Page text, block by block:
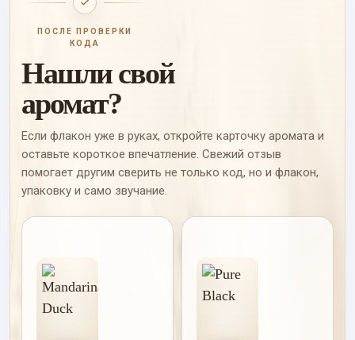
ПОСЛЕ ПРОВЕРКИ
КОДА
Нашли свой
аромат?
Если флакон уже в руках, откройте карточку аромата и
оставьте короткое впечатление. Свежий отзыв
помогает другим сверить не только код, но и флакон,
упаковку и само звучание.